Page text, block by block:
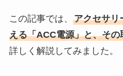
この記事では、 アクセサリ
える「ACC電源」と、その
詳しく解説してみました。